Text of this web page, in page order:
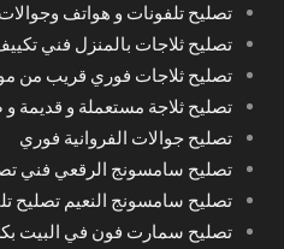
تصليح تلفونات و هواتف
تصليح ثلاجات بالمنزل فني
تصليح ثلاجات فوري قريب من
تصليح ثلاجة مستعملة و قديمة و
تصليح جوالات الفروانية فوري
تصليح سامسونج الرقعي فني
تصليح سامسونج النعيم تصليح
تصليح سمارت فون في البيت بكل